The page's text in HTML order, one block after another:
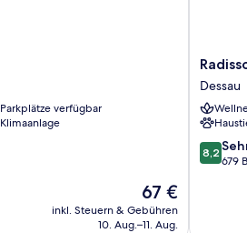
Parkplätze verfügbar
Klimaanlage
Der
Preis
beträgt
67 €
inkl. Steuern & Gebühren
10. Aug.–11. Aug.
Hotel
Fürst
Leopold
Dessau
Dessau
Dessau
8.2
von
8,2
679